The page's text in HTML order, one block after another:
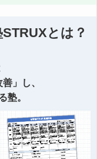
とは？
」し、
塾。